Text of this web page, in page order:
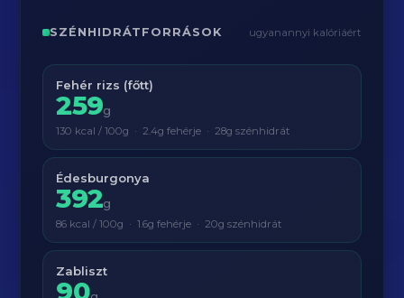
SZÉNHIDRÁTFORRÁSOK ugyanannyi kalóriáért
Fehér rizs (főtt)
259g
130 kcal / 100g · 2.4g fehérje · 28g szénhidrát
Édesburgonya
392g
86 kcal / 100g · 1.6g fehérje · 20g szénhidrát
Zabliszt
90